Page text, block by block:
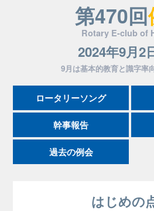
第470回
Rotary E-club of
2024年9月2
9月は基本的教育と識字率
ロータリーソング
幹事報告
過去の例会
はじめの